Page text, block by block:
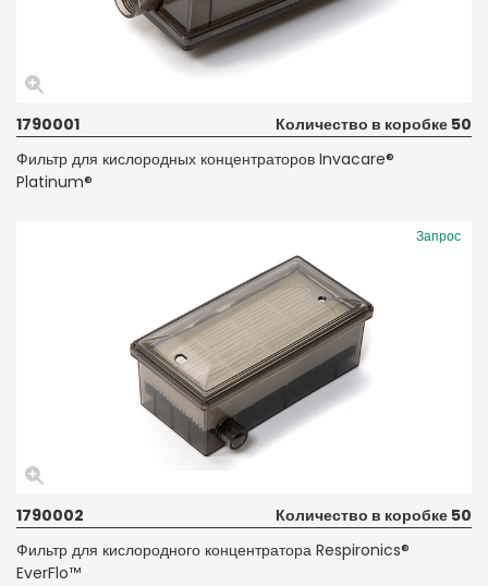
1790001
Количество в коробке 50
Фильтр для кислородных концентраторов Invacare®
Platinum®
Запрос
1790002
Количество в коробке 50
Фильтр для кислородного концентратора Respironics®
EverFlo™